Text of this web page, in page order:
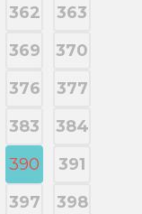
362
363
369
370
376
377
383
384
390
391
397 398